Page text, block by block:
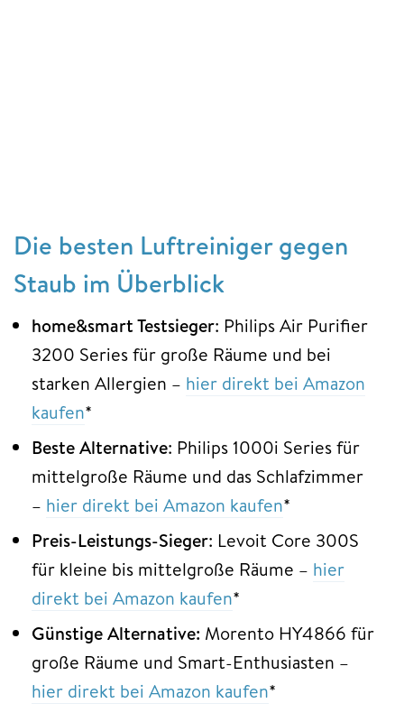
Die besten Luftreiniger gegen
Staub im Überblick
home&smart Testsieger: Philips Air Purifier
3200 Series für große Räume und bei
starken Allergien – hier direkt bei Amazon
kaufen*
Beste Alternative: Philips 1000i Series für
mittelgroße Räume und das Schlafzimmer
– hier direkt bei Amazon kaufen*
Preis-Leistungs-Sieger: Levoit Core 300S
für kleine bis mittelgroße Räume – hier
direkt bei Amazon kaufen*
Günstige Alternative: Morento HY4866 für
große Räume und Smart-Enthusiasten –
hier direkt bei Amazon kaufen*